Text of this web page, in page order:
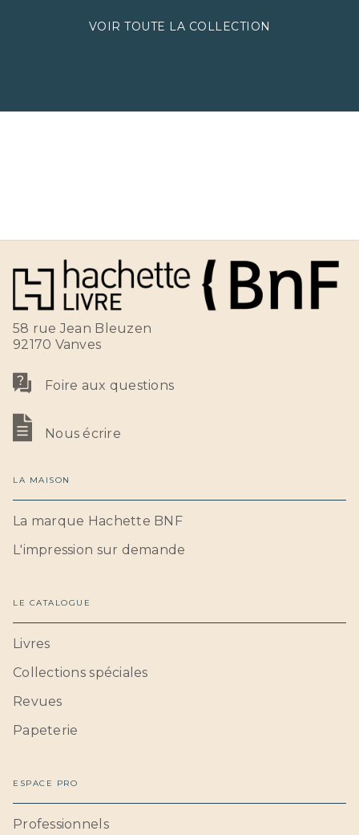
VOIR TOUTE LA COLLECTION
58 rue Jean Bleuzen
92170 Vanves
Foire aux questions
Nous écrire
LA MAISON
La marque Hachette BNF
L'impression sur demande
LE CATALOGUE
Livres
Collections spéciales
Revues
Papeterie
ESPACE PRO
Professionnels